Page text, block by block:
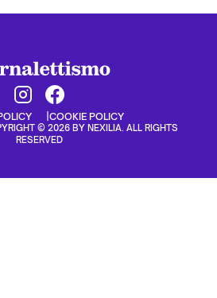
COOKIE POLICY
© 2026 BY NEXILIA. ALL RIGHTS
RESERVED